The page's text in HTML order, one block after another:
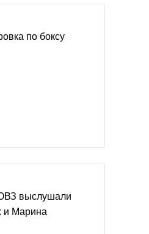
по боксу
выслушали
и Марина